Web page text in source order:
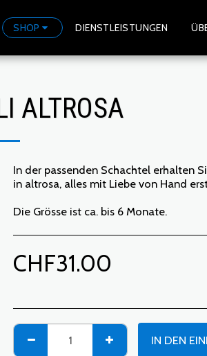
SHOP DIENSTLEISTUNGEN
ALTROSA
In der passenden Schachtel erhalten
in altrosa, alles mit Liebe von Hand
Die Grösse ist ca. bis 6 Monate.
CHF31.00
IN DEN